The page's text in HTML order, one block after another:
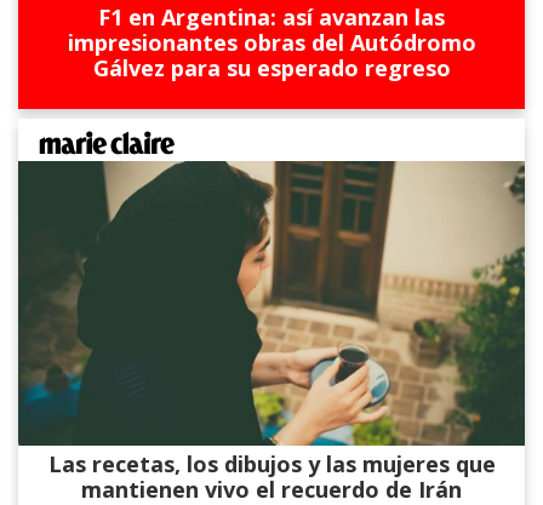
F1 en Argentina: así avanzan las
impresionantes obras del Autódromo
Gálvez para su esperado regreso
Las recetas, los dibujos y las mujeres que
mantienen vivo el recuerdo de Irán